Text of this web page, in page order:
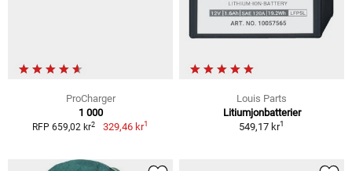
ProCharger
1 000
RFP 659,02 kr2 329,46 kr1
Louis Parts
Litiumjonbatterier
549,17 kr1